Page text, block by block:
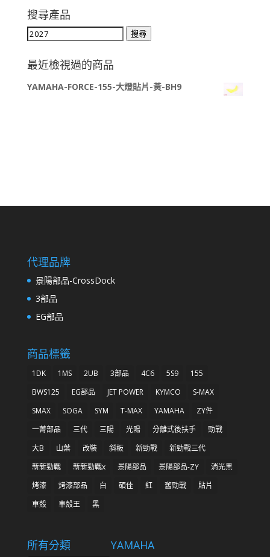
搜尋產品
搜
關
鍵
字:
搜尋
最近檢視過的商品
YAMAHA-FORCE-155-大燈貼片-黃-BH9
代理品牌
景陽部品-CrossDock
3部品
EG部品
商品標籤
1DK 1MS 2UB 3部品 4C6 5S9
155
BWS125
EG部品 JET POWER KYMCO
S-MAX
SMAX
SOGA SYM T-MAX YAMAHA
ZY件
一菁部品
三代 三陽 光陽 分離式後扶手
勁戰
大B
山葉 改裝 斜板 新勁戰
新勁戰三代
新新勁戰
新新勁戰x 景陽部品 景陽部品-ZY
消光黑
烤漆
烤漆部品 白 碩佳 紅 舊勁戰
貼片
車殼
車殼王 黑
所有分類 YAMAHA